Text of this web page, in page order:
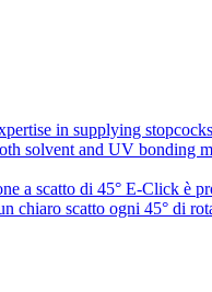
in supplying
solvent and UV bonding
a scatto di 45° E-Click è
chiaro scatto ogni 45° di